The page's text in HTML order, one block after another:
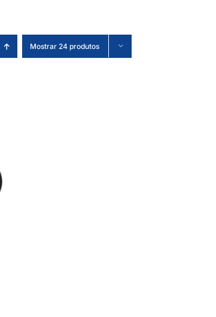
Mostrar 24 produtos